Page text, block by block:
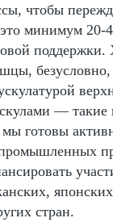
чтобы
минимум 20-
поддержки.
—
готовы
стран.